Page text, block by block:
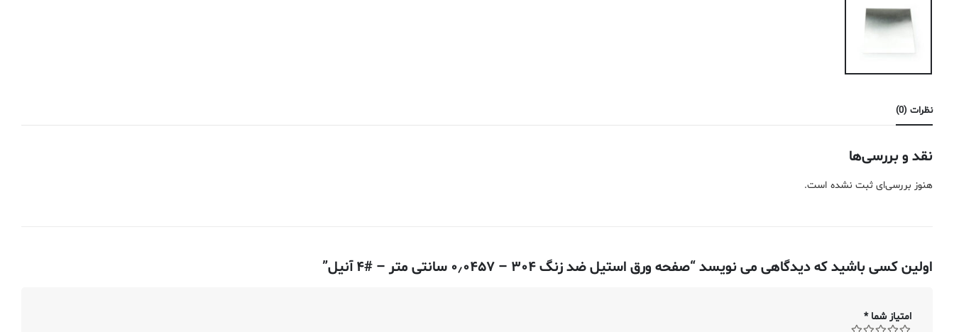
نظرات (0)
نقد و بررسی‌ها
هنوز بررسی‌ای ثبت نشده است.
اولین کسی باشید که دیدگاهی می نویسد “صفحه ورق استیل ضد زنگ ۳۰۴ – ۰٫۰۴۵۷ سانتی متر – #۴ آنیل”
امتیاز شما*